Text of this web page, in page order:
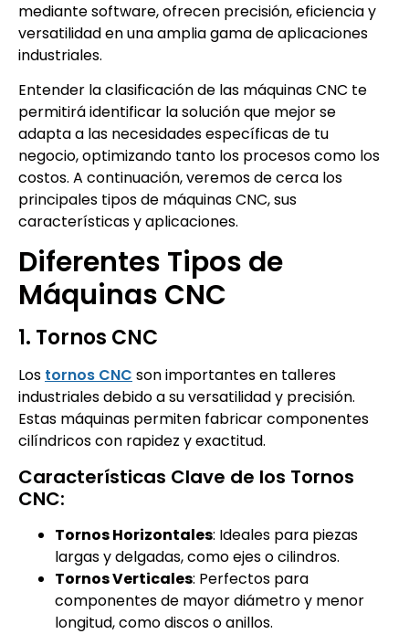
mediante software, ofrecen precisión, eficiencia y
versatilidad en una amplia gama de aplicaciones
industriales.
Entender la clasificación de las máquinas CNC te
permitirá identificar la solución que mejor se
adapta a las necesidades específicas de tu
negocio, optimizando tanto los procesos como los
costos. A continuación, veremos de cerca los
principales tipos de máquinas CNC, sus
características y aplicaciones.
Diferentes Tipos de
Máquinas CNC
1. Tornos CNC
Los tornos CNC son importantes en talleres
industriales debido a su versatilidad y precisión.
Estas máquinas permiten fabricar componentes
cilíndricos con rapidez y exactitud.
Características Clave de los Tornos
CNC:
Tornos Horizontales: Ideales para piezas
largas y delgadas, como ejes o cilindros.
Tornos Verticales: Perfectos para
componentes de mayor diámetro y menor
longitud, como discos o anillos.